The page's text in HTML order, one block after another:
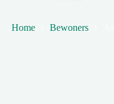
Home Bewoners